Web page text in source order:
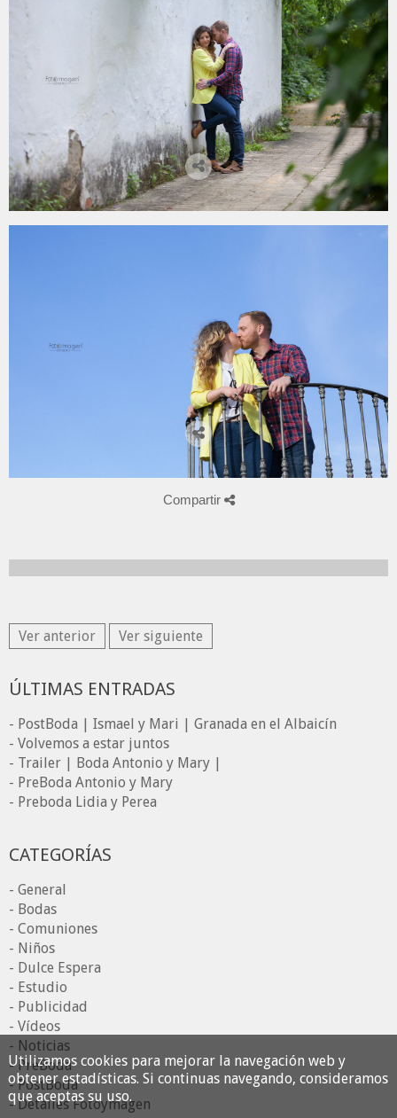
Compartir
Ver anterior Ver siguiente
ÚLTIMAS ENTRADAS
- PostBoda | Ismael y Mari | Granada en el Albaicín
- Volvemos a estar juntos
- Trailer | Boda Antonio y Mary |
- PreBoda Antonio y Mary
- Preboda Lidia y Perea
CATEGORÍAS
- General
- Bodas
- Comuniones
- Niños
- Dulce Espera
- Estudio
- Publicidad
- Vídeos
- Noticias
- PreBoda
- PostBoda
- Detalles Fotoymagen
Utilizamos cookies para mejorar la navegación web y
obtener estadísticas. Si continuas navegando, consideramos
que aceptas su uso.